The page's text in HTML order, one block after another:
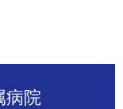
病院